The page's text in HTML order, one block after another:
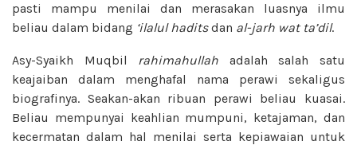
pasti mampu menilai dan merasakan luasnya ilmu
beliau dalam bidang ‘ilalul haditsdan al-jarh wat ta’dil.
Asy-Syaikh Muqbil rahimahullah adalah salah satu
keajaiban dalam menghafal nama perawi sekaligus
biografinya. Seakan-akan ribuan perawi beliau kuasai.
Beliau mempunyai keahlian mumpuni, ketajaman, dan
kecermatan dalam hal menilai serta kepiawaian untuk